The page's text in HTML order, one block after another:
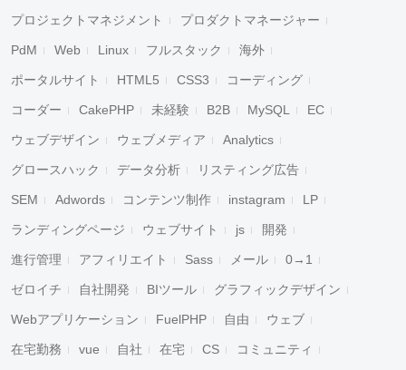
プロジェクトマネジメント プロダクトマネージャー
PdM Web Linux フルスタック 海外
ポータルサイト HTML5 CSS3 コーディング
コーダー CakePHP 未経験 B2B MySQL EC
ウェブデザイン ウェブメディア Analytics
グロースハック データ分析 リスティング広告
SEM Adwords コンテンツ制作 instagram LP
ランディングページ ウェブサイト js 開発
進行管理 アフィリエイト Sass メール 0→1
ゼロイチ 自社開発 BIツール グラフィックデザイン
Webアプリケーション FuelPHP 自由 ウェブ
在宅勤務 vue 自社 在宅 CS コミュニティ